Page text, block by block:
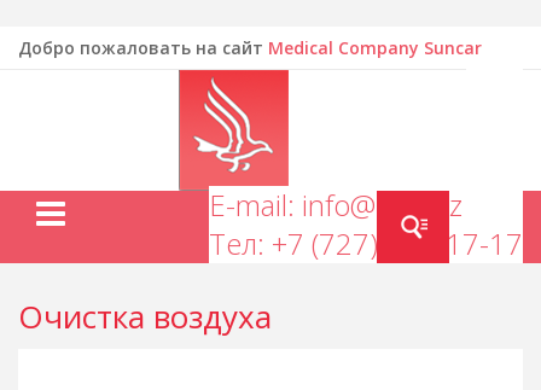
Добро пожаловать на сайт Medical Company Suncar
E-mail: info@mcs.kz
Тел: +7 (727) 277-17-17
Очистка воздуха